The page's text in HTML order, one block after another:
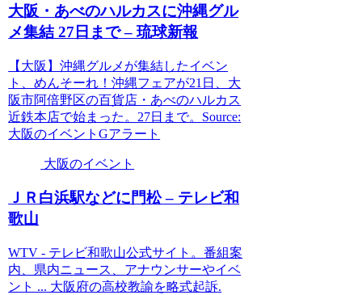
大阪 ・あべのハルカスに沖縄グル
メ集結 27日まで – 琉球新報
【大阪】沖縄グルメが集結したイベン
ト、めんそーれ！沖縄フェアが21日、大
阪市阿倍野区の百貨店・あべのハルカス
近鉄本店で始まった。27日まで。Source:
大阪のイベントGアラート
大阪のイベント
ＪＲ白浜駅などに門松 – テレビ和
歌山
WTV - テレビ和歌山公式サイト。番組案
内、県内ニュース、アナウンサーやイベ
ント ... 大阪府の高校教諭を略式起訴.